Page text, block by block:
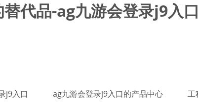
代品-ag九游会登录j9入口
j9入口 ag九游会登录j9入口的产品中心 工